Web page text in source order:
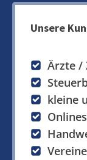
Unsere
Ärzte /
kleine